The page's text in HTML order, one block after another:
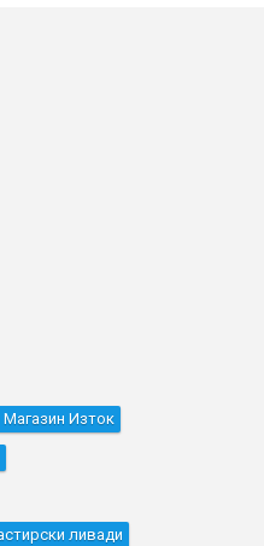
Изток
ливади